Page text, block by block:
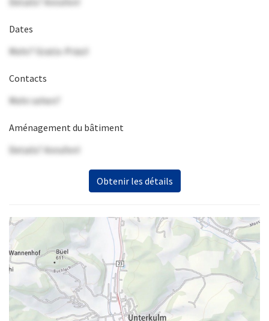
Dates
Mehr? Gratis-Präsi!
Contacts
Mehr sehen?
Aménagement du bâtiment
Details? Anrufen!
Obtenir les détails